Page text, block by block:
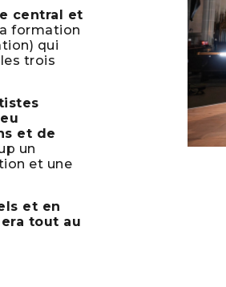
central et
formation
qui
trois
et de
un
et une
et en
tout au